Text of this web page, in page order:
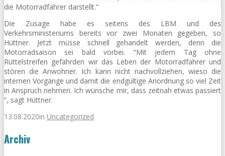
die Motorradfahrer darstellt.“
Die Zusage habe es seitens des LBM und des
Verkehrsministeriums bereits vor zwei Monaten gegeben, so
Hüttner. Jetzt müsse schnell gehandelt werden, denn die
Motorradsaison sei bald vorbei. “Mit jedem Tag ohne
Rüttelstreifen gefährden wir das Leben der Motorradfahrer und
stören die Anwohner. Ich kann nicht nachvollziehen, wieso die
internen Vorgänge und damit die endgültige Anordnung so viel Zeit
in Anspruch nehmen. Ich wünsche mir, dass zeitnah etwas passiert
”, sagt Hüttner.
13.08.2020in Uncategorized
Archiv